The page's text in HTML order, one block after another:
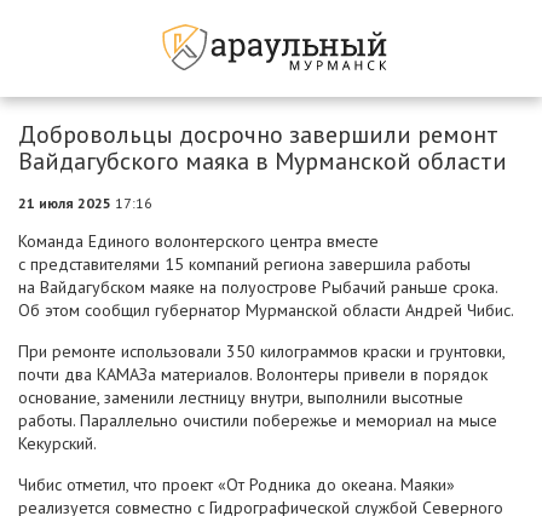
Добровольцы досрочно завершили ремонт
Вайдагубского маяка в Мурманской области
21 июля 2025 17:16
Команда Единого волонтерского центра вместе
с представителями 15 компаний региона завершила работы
на Вайдагубском маяке на полуострове Рыбачий раньше срока.
Об этом сообщил губернатор Мурманской области Андрей Чибис.
При ремонте использовали 350 килограммов краски и грунтовки,
почти два КАМАЗа материалов. Волонтеры привели в порядок
основание, заменили лестницу внутри, выполнили высотные
работы. Параллельно очистили побережье и мемориал на мысе
Кекурский.
Чибис отметил, что проект «От Родника до океана. Маяки»
реализуется совместно с Гидрографической службой Северного